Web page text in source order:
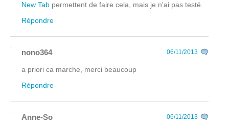
New Tab permettent de faire cela, mais je n'ai pas testé.
Répondre
nono364 06/11/2013
a priori ca marche, merci beaucoup
Répondre
Anne-So 06/11/2013